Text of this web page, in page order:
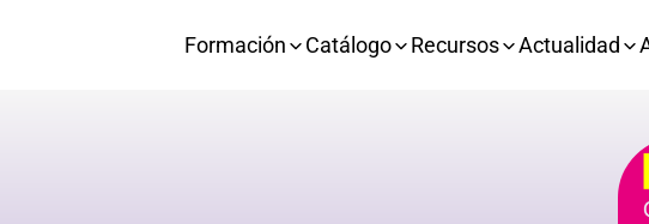
Formación Catálogo Recursos Actualidad